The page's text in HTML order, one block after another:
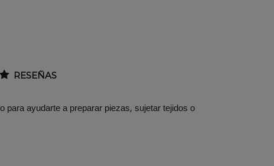
RESEÑAS
para ayudarte a preparar piezas, sujetar tejidos o